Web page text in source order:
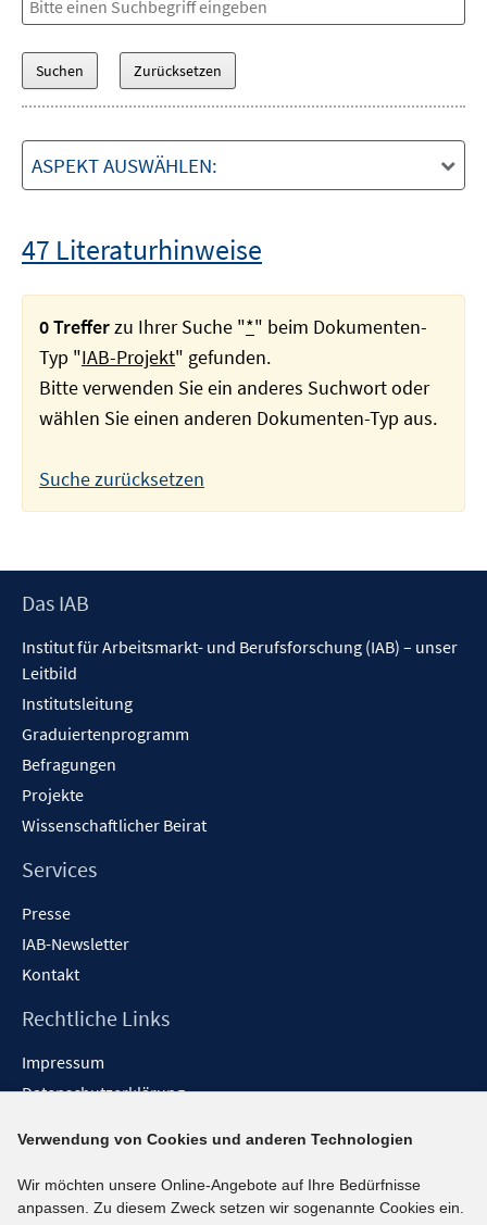
ASPEKT AUSWÄHLEN:
47 Literaturhinweise
0 Trefferzu Ihrer Suche "*" beim Dokumenten-
Typ "IAB-Projekt" gefunden.
Bitte verwenden Sie ein anderes Suchwort oder
wählen Sie einen anderen Dokumenten-Typ aus.
Suche zurücksetzen
Footer
Das IAB
Institut für Arbeitsmarkt- und Berufsforschung (IAB) – unser
Leitbild
Institutsleitung
Graduiertenprogramm
Befragungen
Projekte
Wissenschaftlicher Beirat
Services
Presse
IAB-Newsletter
Kontakt
Rechtliche Links
Impressum
Datenschutzerklärung
Barrieren melden
Social-Media-Kanäle
Verwendung von Cookies und anderen Technologien
Wir möchten unsere Online-Angebote auf Ihre Bedürfnisse
anpassen. Zu diesem Zweck setzen wir sogenannte Cookies ein.